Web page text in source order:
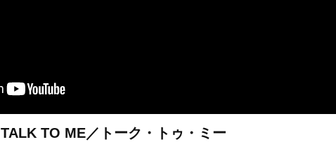
TALK TO ME／トーク・トゥ・ミー